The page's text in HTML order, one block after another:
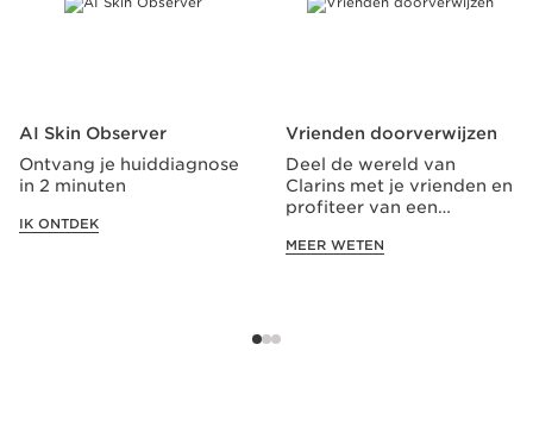
AI Skin Observer
Ontvang je huiddiagnose
in 2 minuten
IK ONTDEK
Vrienden doorverwijzen
Deel de wereld van
Clarins met je vrienden en
profiteer van een
MEER WETEN